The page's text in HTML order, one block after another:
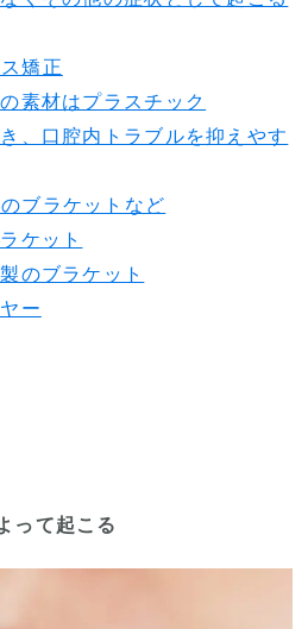
矯正
素材はプラスチック
、口腔内トラブルを抑えやす
ブラケットなど
ケット
のブラケット
ー
って起こる